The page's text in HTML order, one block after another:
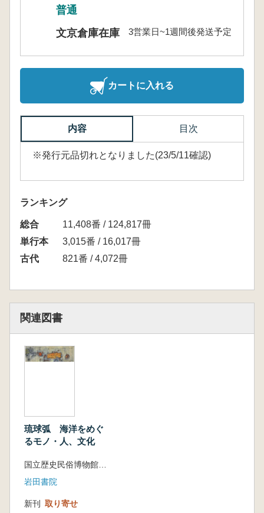
普通
文京倉庫在庫
3営業日~1週間後発送予定
カートに入れる
内容 目次
※発行元品切れとなりました(23/5/11確認)
ランキング
総合
11,408番 / 124,817冊
単行本
3,015番 / 16,017冊
古代
821番 / 4,072冊
関連図書
琉球弧 海洋をめぐ
るモノ・人、文化
国立歴史民俗博物館 松尾恒一 編
岩田書院
新刊 取り寄せ